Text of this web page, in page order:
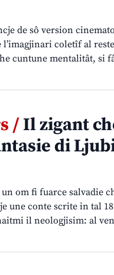
de sô version
coletîf al
cuntune mentalitât, si
/Il zigant
di
om fi fuarce salvadie
une conte scrite in tal
il neologjisim: al